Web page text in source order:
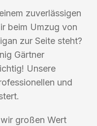
zuverlässigen
beim Umzug von
zur Seite steht?
Gärtner
Unsere
und
großen Wert